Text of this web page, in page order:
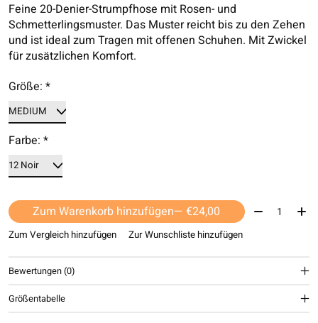
Feine 20-Denier-Strumpfhose mit Rosen- und
Schmetterlingsmuster. Das Muster reicht bis zu den Zehen
und ist ideal zum Tragen mit offenen Schuhen. Mit Zwickel
für zusätzlichen Komfort.
Größe: *
Farbe: *
Zum Warenkorb hinzufügen — €24,00 Menge:
Zum Vergleich hinzufügen Zur Wunschliste hinzufügen
Bewertungen (0)
Größentabelle